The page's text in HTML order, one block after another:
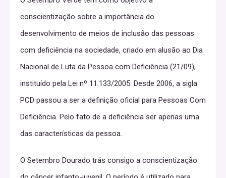
conscientização sobre a importância do
desenvolvimento de meios de inclusão das pessoas
com deficiência na sociedade, criado em alusão ao Dia
Nacional de Luta da Pessoa com Deficiência (21/09),
instituído pela Lei nº 11.133/2005. Desde 2006, a sigla
PCD passou a ser a definição oficial para Pessoas Com
Deficiência. Pelo fato de a deficiência ser apenas uma
das características da pessoa.
O Setembro Dourado trás consigo a conscientização